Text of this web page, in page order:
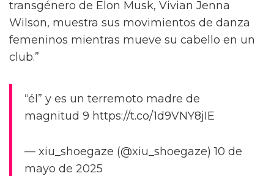
transgénero de Elon Musk, Vivian Jenna
Wilson, muestra sus movimientos de danza
femeninos mientras mueve su cabello en un
club.”
“él” y es un terremoto madre de
magnitud 9 https://t.co/1d9VNY8jIE
— xiu_shoegaze (@xiu_shoegaze) 10 de
mayo de 2025